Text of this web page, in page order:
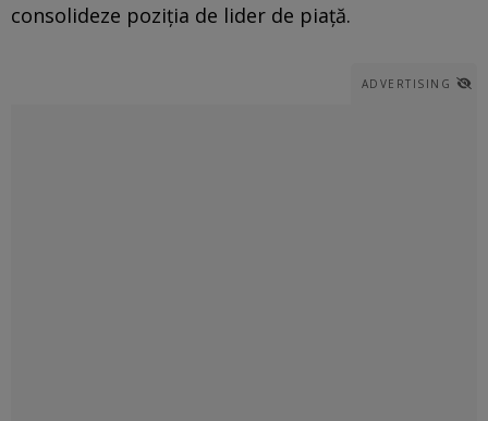
consolideze poziția de lider de piață.
ADVERTISING